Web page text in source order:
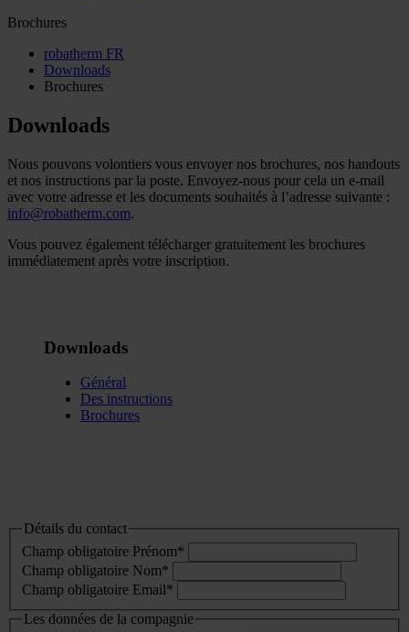
Brochures
robatherm FR
Downloads
Brochures
Downloads
Nous pouvons volontiers vous envoyer nos brochures, nos handouts
et nos instructions par la poste. Envoyez-nous pour cela un e-mail
avec votre adresse et les documents souhaités à l’adresse suivante :
info@robatherm.com.
Vous pouvez également télécharger gratuitement les brochures
immédiatement après votre inscription.
Downloads
Général
Des instructions
Brochures
Détails du contact
Champ obligatoire Prénom*
Champ obligatoire Nom*
Champ obligatoire Email*
Les données de la compagnie